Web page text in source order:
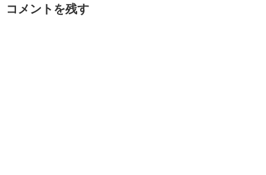
コメントを残す